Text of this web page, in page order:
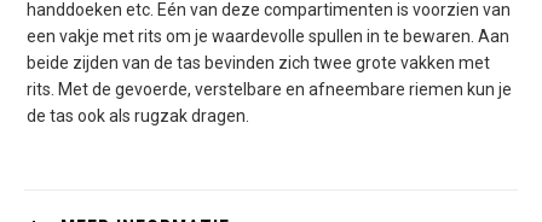
handdoeken etc. Eén van deze compartimenten is voorzien van
een vakje met rits om je waardevolle spullen in te bewaren. Aan
beide zijden van de tas bevinden zich twee grote vakken met
rits. Met de gevoerde, verstelbare en afneembare riemen kun je
de tas ook als rugzak dragen.